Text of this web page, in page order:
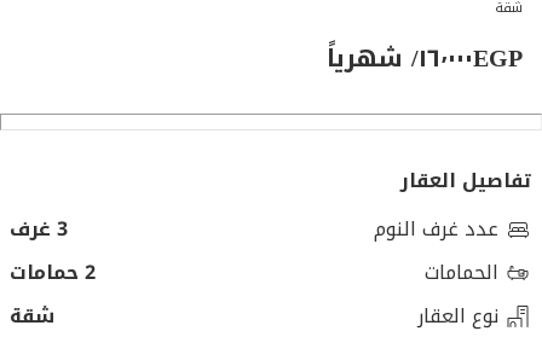
شقة
EGP١٦٬٠٠٠/ شهرياً
تفاصيل العقار
عدد غرف النوم
3 غرف
الحمامات
2 حمامات
نوع العقار
شقة